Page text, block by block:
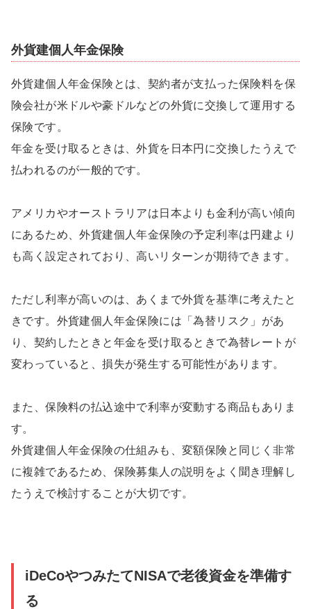
外貨建個人年金保険
外貨建個人年金保険とは、契約者が支払った保険料を保
険会社が米ドルや豪ドルなどの外貨に交換して運用する
保険です。
年金を受け取るときは、外貨を日本円に交換したうえで
払われるのが一般的です。
アメリカやオーストラリアは日本よりも金利が高い傾向
にあるため、外貨建個人年金保険の予定利率は円建より
も高く設定されており、高いリターンが期待できます。
ただし利率が高いのは、あくまで外貨を基準に考えたと
きです。外貨建個人年金保険には「為替リスク」があ
り、契約したときと年金を受け取るときで為替レートが
変わっていると、損失が発生する可能性があります。
また、保険料の払込途中で利率が変動する商品もありま
す。
外貨建個人年金保険の仕組みも、変額保険と同じく非常
に複雑であるため、保険募集人の説明をよく聞き理解し
たうえで検討することが大切です。
iDeCoやつみたてNISAで老後資金を準備す
る